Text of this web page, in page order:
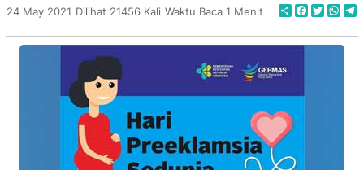
24 May 2021 Dilihat 21456 Kali Waktu Baca 1 Menit Share